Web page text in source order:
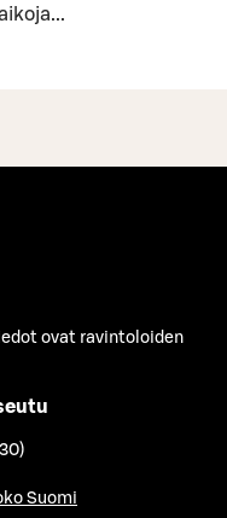
ovat ravintoloiden
Suomi